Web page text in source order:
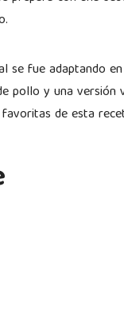
se fue adaptando
pollo y una versión
favoritas de esta